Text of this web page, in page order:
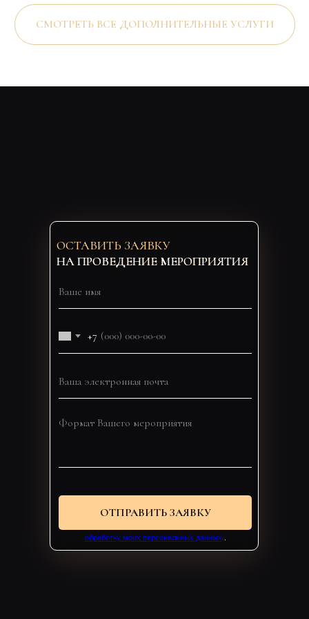
СМОТРЕТЬ ВСЕ ДОПОЛНИТЕЛЬНЫЕ УСЛУГИ
ОСТАВИТЬ ЗАЯВКУ
НА ПРОВЕДЕНИЕ МЕРОПРИЯТИЯ
обработку моих персональных данных
+7
ОТПРАВИТЬ ЗАЯВКУ